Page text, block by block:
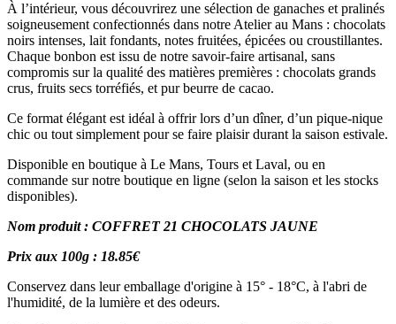
À l’intérieur, vous découvrirez une sélection de ganaches et pralinés
soigneusement confectionnés dans notre Atelier au Mans : chocolats
noirs intenses, lait fondants, notes fruitées, épicées ou croustillantes.
Chaque bonbon est issu de notre savoir-faire artisanal, sans
compromis sur la qualité des matières premières : chocolats grands
crus, fruits secs torréfiés, et pur beurre de cacao.
Ce format élégant est idéal à offrir lors d’un dîner, d’un pique-nique
chic ou tout simplement pour se faire plaisir durant la saison estivale.
Disponible en boutique à Le Mans, Tours et Laval, ou en
commande sur notre boutique en ligne (selon la saison et les stocks
disponibles).
Nom produit : COFFRET 21 CHOCOLATS JAUNE
Prix aux 100g : 18.85€
Conservez dans leur emballage d'origine à 15° - 18°C, à l'abri de
l'humidité, de la lumière et des odeurs.